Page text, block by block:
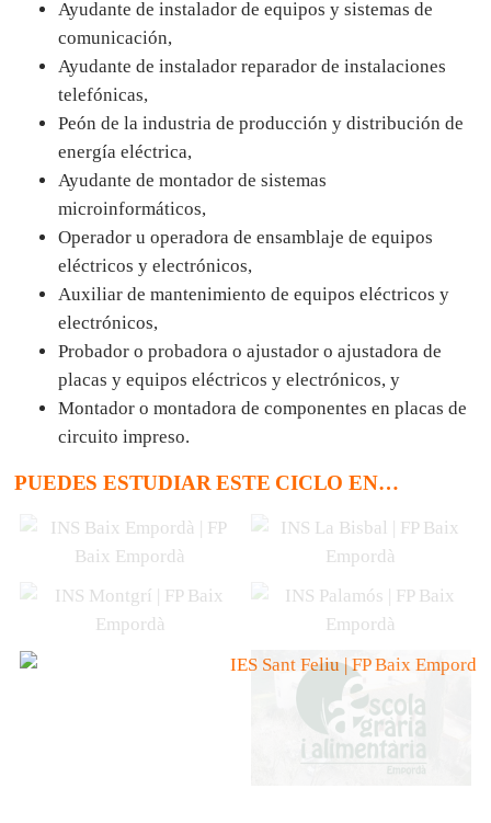
Ayudante de instalador de equipos y sistemas de
comunicación,
Ayudante de instalador reparador de instalaciones
telefónicas,
Peón de la industria de producción y distribución de
energía eléctrica,
Ayudante de montador de sistemas
microinformáticos,
Operador u operadora de ensamblaje de equipos
eléctricos y electrónicos,
Auxiliar de mantenimiento de equipos eléctricos y
electrónicos,
Probador o probadora o ajustador o ajustadora de
placas y equipos eléctricos y electrónicos, y
Montador o montadora de componentes en placas de
circuito impreso.
PUEDES ESTUDIAR ESTE CICLO EN…